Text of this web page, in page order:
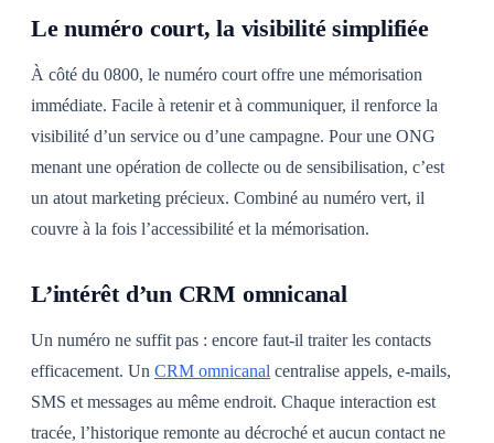
Le numéro court, la visibilité simplifiée
À côté du 0800, le numéro court offre une mémorisation
immédiate. Facile à retenir et à communiquer, il renforce la
visibilité d’un service ou d’une campagne. Pour une ONG
menant une opération de collecte ou de sensibilisation, c’est
un atout marketing précieux. Combiné au numéro vert, il
couvre à la fois l’accessibilité et la mémorisation.
L’intérêt d’un CRM omnicanal
Un numéro ne suffit pas : encore faut-il traiter les contacts
efficacement. Un CRM omnicanal centralise appels, e-mails,
SMS et messages au même endroit. Chaque interaction est
tracée, l’historique remonte au décroché et aucun contact ne